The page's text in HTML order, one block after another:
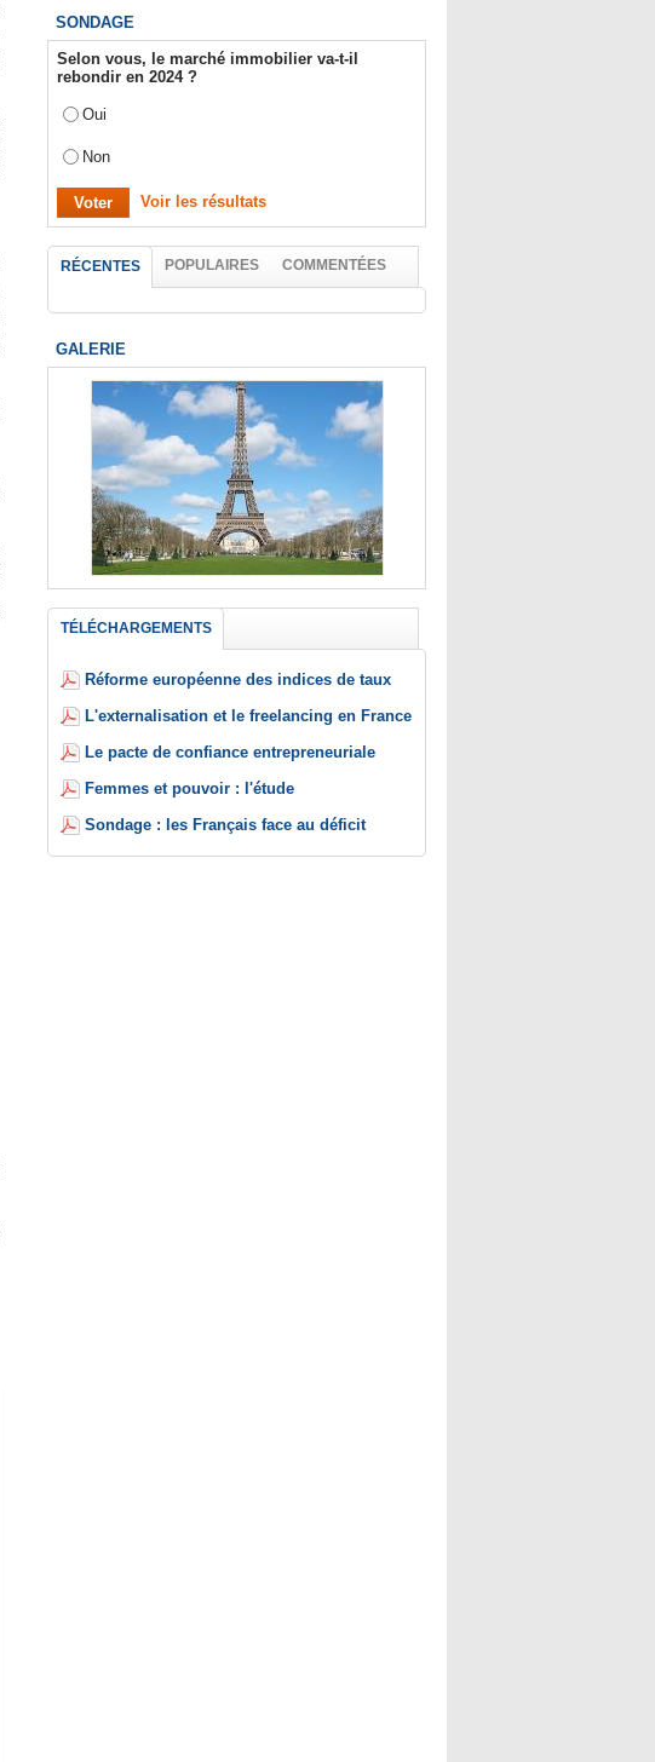
SONDAGE
Selon vous, le marché immobilier va-t-il
rebondir en 2024 ?
Oui
Non
Voir les résultats
RÉCENTES POPULAIRES COMMENTÉES
GALERIE
TÉLÉCHARGEMENTS
Réforme européenne des indices de taux
L'externalisation et le freelancing en France
Le pacte de confiance entrepreneuriale
Femmes et pouvoir : l'étude
Sondage : les Français face au déficit